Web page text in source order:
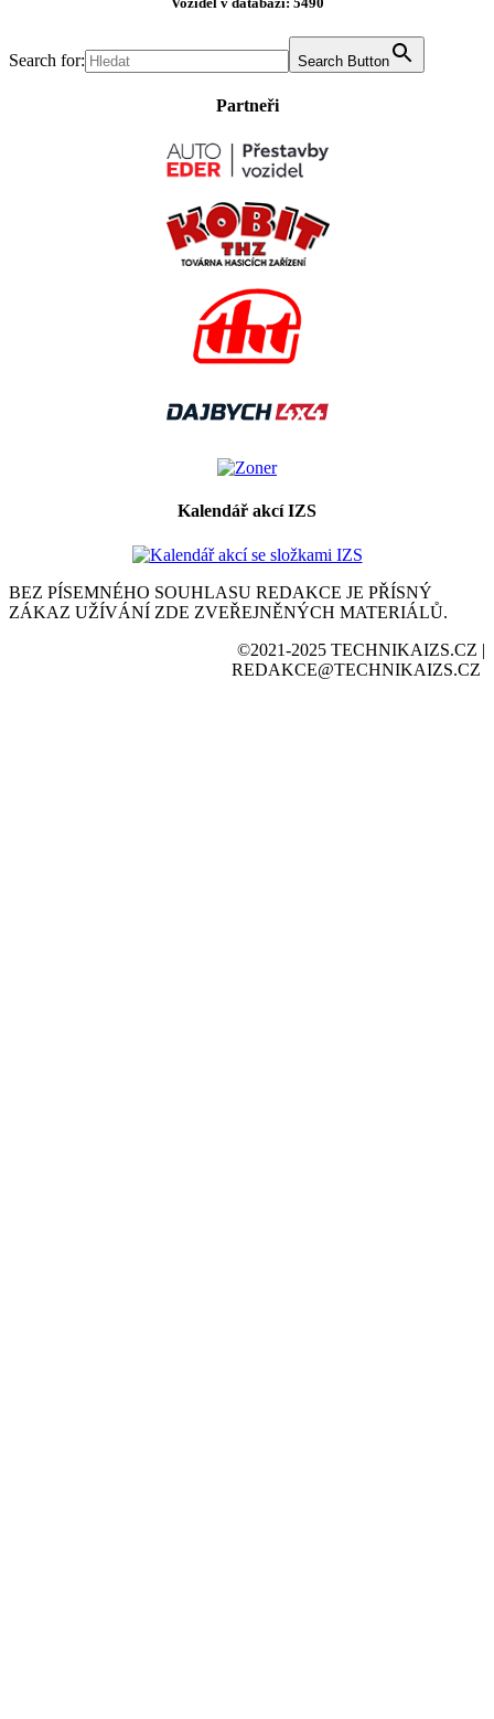
Search for: Search Button
Partneři
Kalendář akcí IZS
BEZ PÍSEMNÉHO SOUHLASU REDAKCE JE PŘÍSNÝ
ZÁKAZ UŽÍVÁNÍ ZDE ZVEŘEJNĚNÝCH MATERIÁLŮ.
©2021-2025 TECHNIKAIZS.CZ |
REDAKCE@TECHNIKAIZS.CZ